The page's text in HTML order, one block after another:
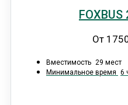
От
Вместимость 29 мест
Минимальное время 6